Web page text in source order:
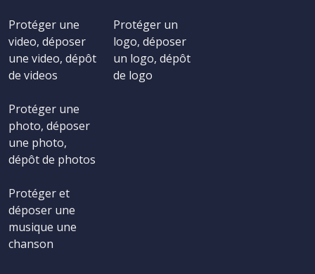
Protéger une
video, déposer
une video, dépôt
de videos
Protéger une
photo, déposer
une photo,
dépôt de photos
Protéger et
déposer une
musique une
chanson
Protéger un
logo, déposer
un logo, dépôt
de logo